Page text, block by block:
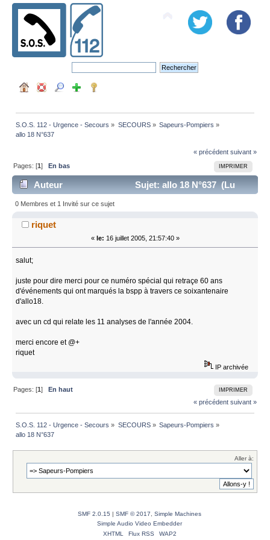
S.O.S. 112 - Urgence - Secours » SECOURS» Sapeurs-Pompiers »
allo 18 N°637
« précédent suivant »
IMPRIMER
Pages: [1]En bas
Auteur
Sujet: allo 18 N°637 (Lu
6243 fois)
0 Membres et 1 Invité sur ce sujet
riquet
« le: 16 juillet 2005, 21:57:40 »
salut;
juste pour dire merci pour ce numéro spécial qui retraçe 60 ans
d'événements qui ont marqués la bspp à travers ce soixantenaire
d'allo18.
avec un cd qui relate les 11 analyses de l'année 2004.
merci encore et @+
riquet
IP archivée
IMPRIMER
Pages: [1]En haut
« précédent suivant »
S.O.S. 112 - Urgence - Secours » SECOURS» Sapeurs-Pompiers »
allo 18 N°637
Aller à:
SMF 2.0.15 | SMF © 2017
Simple Machines
Simple Audio Video Embedder
XHTML
Flux RSS WAP2